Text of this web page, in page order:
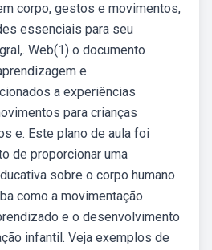
corpo, gestos e movimentos,
essenciais para seu
Web(1) o documento
e
a experiências
para crianças
e. Este plano de aula foi
de proporcionar uma
sobre o corpo humano
como a movimentação
e o desenvolvimento
infantil. Veja exemplos de